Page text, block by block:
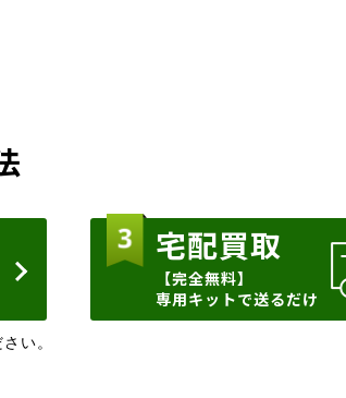
宅配買取
【完全無料】
専用キットで送るだけ
い。